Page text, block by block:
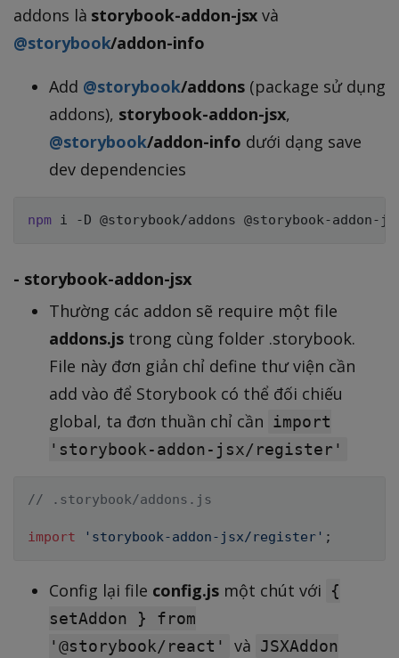
addons là storybook-addon-jsx và
@storybook/addon-info
Add @storybook/addons (package sử dụng
addons), storybook-addon-jsx,
@storybook/addon-info dưới dạng save
dev dependencies
npm
- storybook-addon-jsx
Thường các addon sẽ require một file
addons.js trong cùng folder .storybook.
File này đơn giản chỉ define thư viện cần
add vào để Storybook có thể đối chiếu
global, ta đơn thuần chỉ cần import
'storybook-addon-jsx/register'
// .storybook/addons.js
import 'storybook-addon-jsx/register' ;
Config lại file config.js một chút với
{
setAddon } from
'@storybook/react'
và JSXAddon